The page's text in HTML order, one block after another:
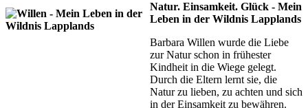
Natur. Einsamkeit. Glück - Mein
Leben in der Wildnis Lapplands
Barbara Willen wurde die Liebe
zur Natur schon in frühester
Kindheit in die Wiege gelegt.
Durch die Eltern lernt sie, die
Natur zu lieben, zu achten und sich
in der Einsamkeit zu bewähren.